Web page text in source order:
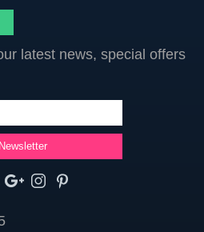
latest news, special offers